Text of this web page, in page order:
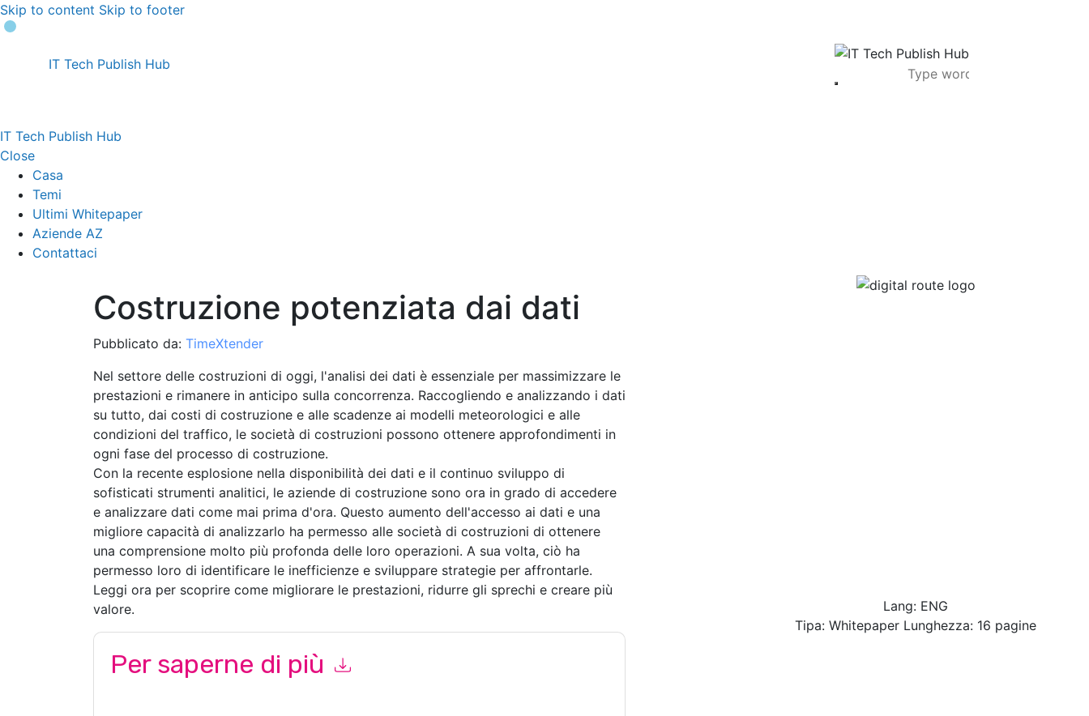
Skip to content Skip to footer
IT Tech Publish Hub
IT Tech Publish Hub
Close
Casa
Temi
Ultimi Whitepaper
Aziende AZ
Contattaci
Costruzione potenziata dai dati
Pubblicato da: TimeXtender
Nel settore delle costruzioni di oggi, l'analisi dei dati è essenziale per massimizzare le
prestazioni e rimanere in anticipo sulla concorrenza. Raccogliendo e analizzando i dati
su tutto, dai costi di costruzione e alle scadenze ai modelli meteorologici e alle
condizioni del traffico, le società di costruzioni possono ottenere approfondimenti in
ogni fase del processo di costruzione.
Con la recente esplosione nella disponibilità dei dati e il continuo sviluppo di
sofisticati strumenti analitici, le aziende di costruzione sono ora in grado di accedere
e analizzare dati come mai prima d'ora. Questo aumento dell'accesso ai dati e una
migliore capacità di analizzarlo ha permesso alle società di costruzioni di ottenere
una comprensione molto più profonda delle loro operazioni. A sua volta, ciò ha
permesso loro di identificare le inefficienze e sviluppare strategie per affrontarle.
Leggi ora per scoprire come migliorare le prestazioni, ridurre gli sprechi e creare più
valore.
Per saperne di più
Lang: ENG
Tipa: Whitepaper Lunghezza: 16 pagine